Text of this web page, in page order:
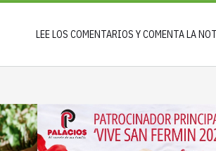
LEE LOS COMENTARIOS Y COMENTA LA